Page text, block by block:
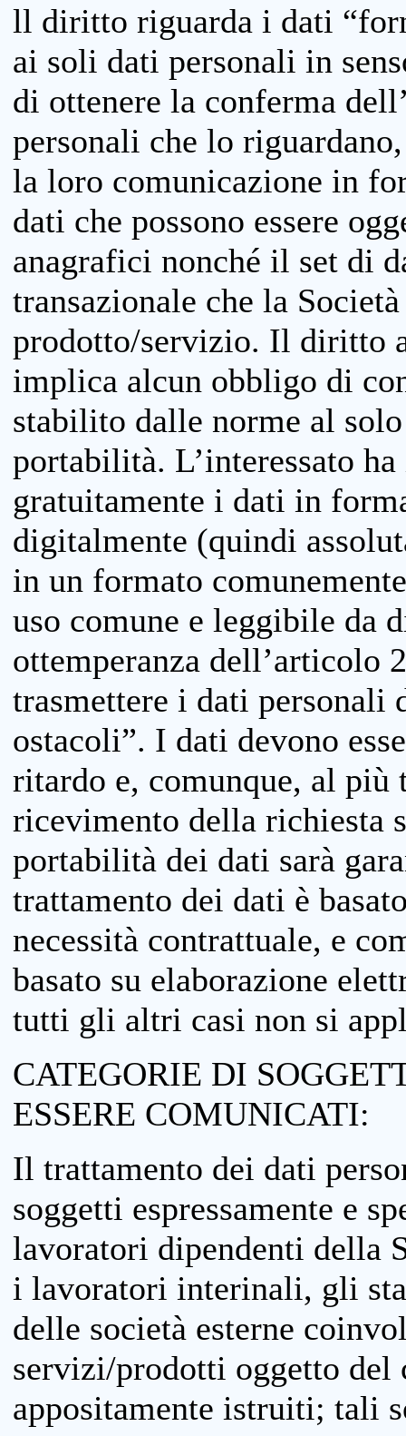
ll diritto riguarda i dati
ai soli dati personali in
di ottenere la conferma
personali che lo
la loro comunicazione in
dati che possono essere
anagrafici nonché il set di
transazionale che la
prodotto/servizio. Il diritto
implica alcun obbligo di
stabilito dalle norme al
portabilità. L’interessato
gratuitamente i dati in
digitalmente (quindi
in un formato
uso comune e leggibile da
ottemperanza dell’articolo
trasmettere i dati personali
ostacoli”. I dati devono
ritardo e, comunque, al più
ricevimento della richiesta
portabilità dei dati sarà
trattamento dei dati è
necessità contrattuale, e
basato su elaborazione
tutti gli altri casi non si
CATEGORIE DI
ESSERE COMUNICATI:
Il trattamento dei dati
soggetti espressamente e
lavoratori dipendenti della
i lavoratori interinali, gli
delle società esterne
servizi/prodotti oggetto
appositamente istruiti; tali